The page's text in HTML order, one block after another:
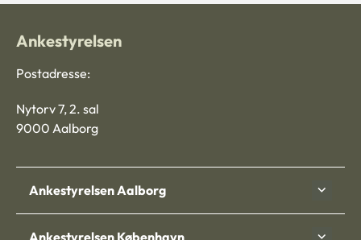
Ankestyrelsen
Postadresse:
Nytorv 7, 2. sal
9000 Aalborg
Ankestyrelsen Aalborg